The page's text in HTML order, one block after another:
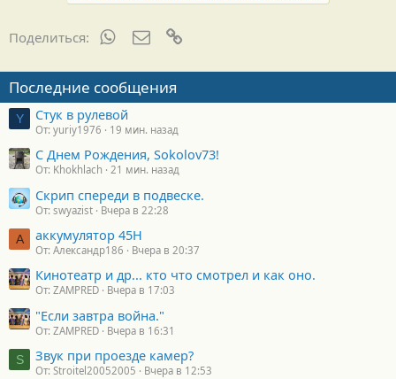
Поделиться: WhatsAppЭлектронная почта
Последние сообщения
Y Стук в рулевой
От: yuriy1976 19 мин. назад
С Днем Рождения, Sokolov73!
От: Khokhlach 21 мин. назад
Скрип спереди в подвеске.
От: swyazist Вчера в 22:28
А аккумулятор 45H
От: Александр186 Вчера в 20:37
Кинотеатр и др... кто что смотрел и как оно.
От: ZAMPRED Вчера в 17:03
"Если завтра война."
От: ZAMPRED Вчера в 16:31
S Звук при проезде камер?
От: Stroitel20052005 Вчера в 12:53